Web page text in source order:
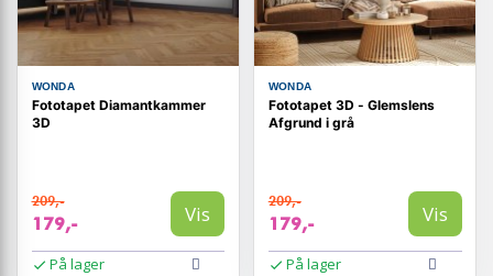
WONDA
Fototapet Diamantkammer
3D
209,-
179,- Vis
På lager
WONDA
Fototapet 3D - Glemslens
Afgrund i grå
209,-
179,- Vis
På lager